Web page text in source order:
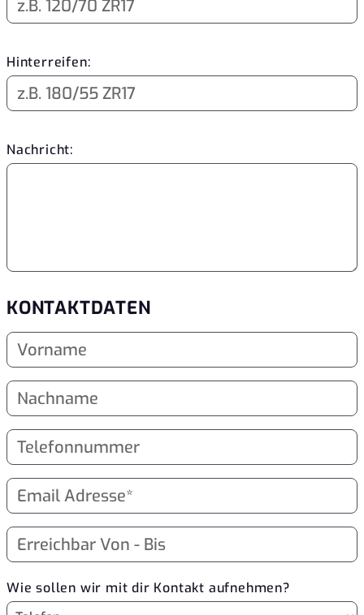
Hinterreifen:
Nachricht:
KONTAKTDATEN
Wie sollen wir mit dir Kontakt aufnehmen?